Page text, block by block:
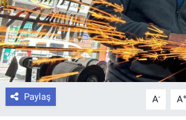
Paylaş A- A+